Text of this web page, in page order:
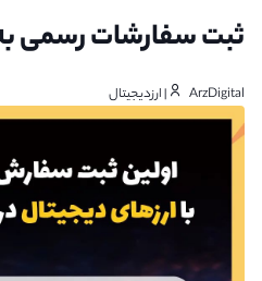
ثبت سفارشات رسمی
ArzDigital | ارزدیجیتال